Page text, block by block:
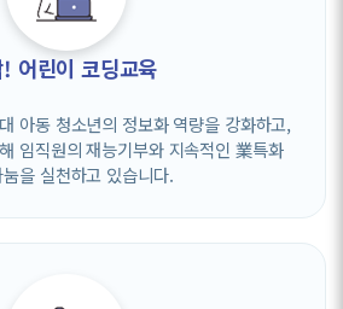
어린이 코딩교육
아동 청소년의 정보화 역량을 강화하고,
임직원의 재능기부와 지속적인 業특화
을 실천하고 있습니다.